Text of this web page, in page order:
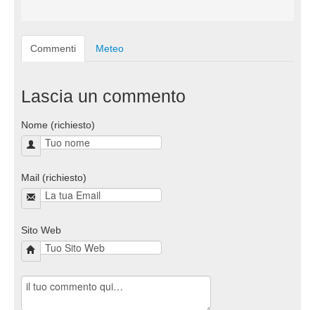
Commenti Meteo
Lascia un commento
Nome (richiesto)
Mail (richiesto)
Sito Web